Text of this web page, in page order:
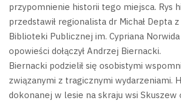
przypomnienie historii tego miejsca. Rys
przedstawił regionalista dr Michał Depta
Biblioteki Publicznej im. Cypriana
opowieści dołączył Andrzej Biernacki.
Biernacki podzielił się osobistymi
związanymi z tragicznymi wydarzeniami.
dokonanej w lesie na skraju wsi Skuszew